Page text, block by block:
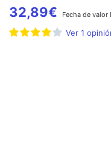
32,89€ Fecha de valor
Ver 1